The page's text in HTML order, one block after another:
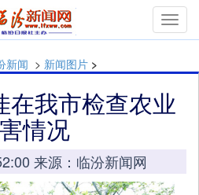
新闻 > 新闻图片 >
在我市检查农业
情况
来源：临汾新闻网